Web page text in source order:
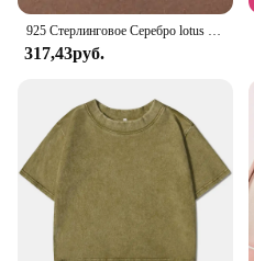
925 Стерлинговое Серебро lotus ожерелья и кулоны для женщин Высокое качество Стерлинговое Серебро-ювелирные изделия
317,43руб.